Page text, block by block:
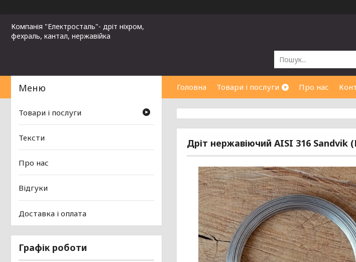
Компанія "Електросталь"- дріт ніхром,
фехраль, кантал, нержавійка
Головна Товари і послуги Про нас
Дріт нержавіючий AISI 316 Sandvik
Товари і послуги
Тексти
Про нас
Відгуки
Доставка і оплата
Графік роботи